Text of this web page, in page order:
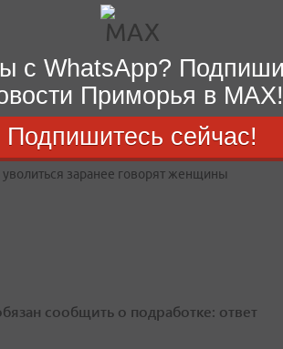
во Владивостоке: статистика и
заранее говорят женщины
сообщить о подработке: ответ
с WhatsApp?
Приморья в MAX!
Подпишитесь сейчас!